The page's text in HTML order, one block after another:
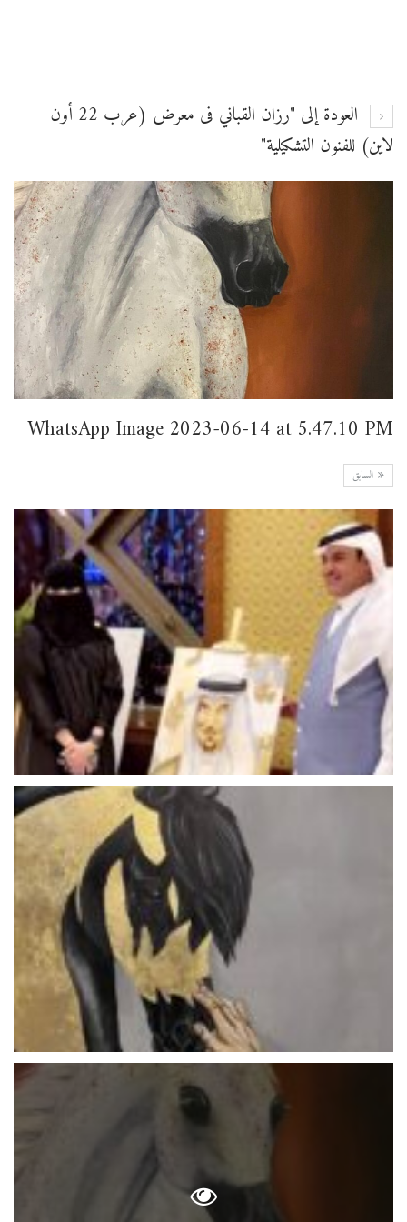
العودة إلى "رزان القباني فى معرض (عرب 22 أون
لاين) للفنون التشكيلية"
WhatsApp Image 2023-06-14 at 5.47.10 PM
السابق